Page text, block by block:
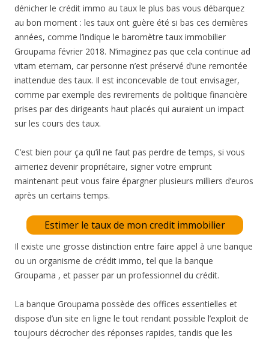
dénicher le crédit immo au taux le plus bas vous débarquez
au bon moment : les taux ont guère été si bas ces dernières
années, comme l’indique le baromètre taux immobilier
Groupama février 2018. N’imaginez pas que cela continue ad
vitam eternam, car personne n’est préservé d’une remontée
inattendue des taux. Il est inconcevable de tout envisager,
comme par exemple des revirements de politique financière
prises par des dirigeants haut placés qui auraient un impact
sur les cours des taux.
C’est bien pour ça qu’il ne faut pas perdre de temps, si vous
aimeriez devenir propriétaire, signer votre emprunt
maintenant peut vous faire épargner plusieurs milliers d’euros
après un certains temps.
Estimer le taux de mon credit immobilier
Il existe une grosse distinction entre faire appel à une banque
ou un organisme de crédit immo, tel que la banque
Groupama , et passer par un professionnel du crédit.
La banque Groupama possède des offices essentielles et
dispose d’un site en ligne le tout rendant possible l’exploit de
toujours décrocher des réponses rapides, tandis que les